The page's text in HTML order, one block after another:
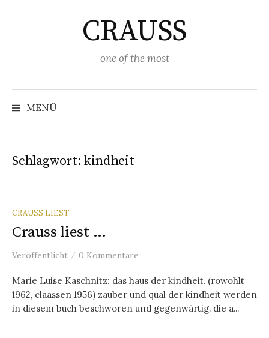
CRAUSS
one of the most
MENÜ
Suchen
Schlagwort:kindheit
CRAUSS LIEST
Crauss liest …
Veröffentlicht / 0 Kommentare
Marie Luise Kaschnitz: das haus der kindheit. (rowohlt
1962, claassen 1956) zauber und qual der kindheit werden
in diesem buch beschworen und gegenwärtig. die a...